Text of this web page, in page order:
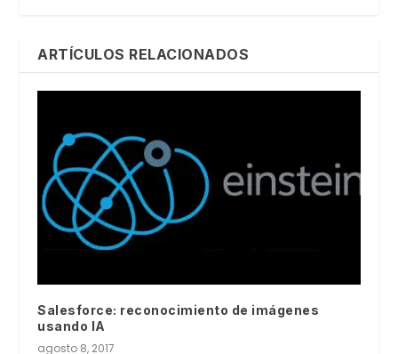
ARTÍCULOS RELACIONADOS
Salesforce: reconocimiento de imágenes
usando IA
agosto 8, 2017